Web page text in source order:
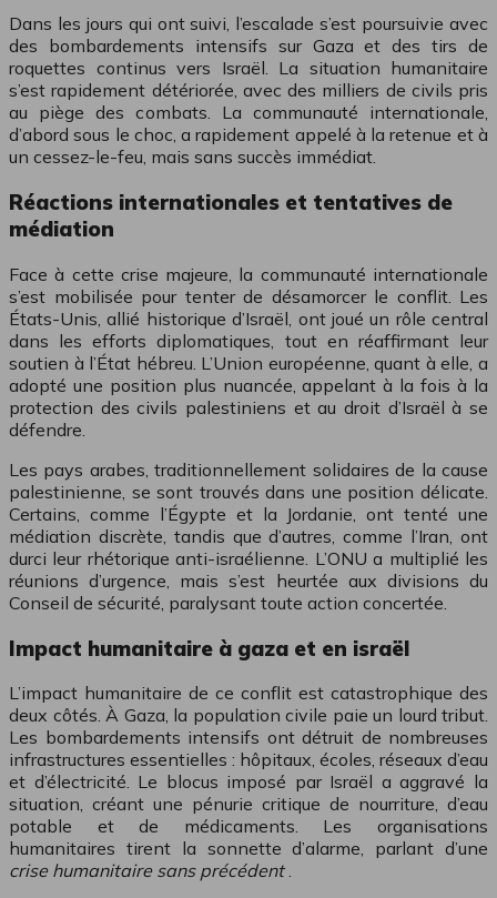
Dans les jours qui ont suivi, l’escalade s’est poursuivie avec
des bombardements intensifs sur Gaza et des tirs de
roquettes continus vers Israël. La situation humanitaire
s’est rapidement détériorée, avec des milliers de civils pris
au piège des combats. La communauté internationale,
d’abord sous le choc, a rapidement appelé à la retenue et à
un cessez-le-feu, mais sans succès immédiat.
Réactions internationales et tentatives de
médiation
Face à cette crise majeure, la communauté internationale
s’est mobilisée pour tenter de désamorcer le conflit. Les
États-Unis, allié historique d’Israël, ont joué un rôle central
dans les efforts diplomatiques, tout en réaffirmant leur
soutien à l’État hébreu. L’Union européenne, quant à elle, a
adopté une position plus nuancée, appelant à la fois à la
protection des civils palestiniens et au droit d’Israël à se
défendre.
Les pays arabes, traditionnellement solidaires de la cause
palestinienne, se sont trouvés dans une position délicate.
Certains, comme l’Égypte et la Jordanie, ont tenté une
médiation discrète, tandis que d’autres, comme l’Iran, ont
durci leur rhétorique anti-israélienne. L’ONU a multiplié les
réunions d’urgence, mais s’est heurtée aux divisions du
Conseil de sécurité, paralysant toute action concertée.
Impact humanitaire à gaza et en israël
L’impact humanitaire de ce conflit est catastrophique des
deux côtés. À Gaza, la population civile paie un lourd tribut.
Les bombardements intensifs ont détruit de nombreuses
infrastructures essentielles : hôpitaux, écoles, réseaux d’eau
et d’électricité. Le blocus imposé par Israël a aggravé la
situation, créant une pénurie critique de nourriture, d’eau
potable et de médicaments. Les organisations
humanitaires tirent la sonnette d’alarme, parlant d’une
crise humanitaire sans précédent.